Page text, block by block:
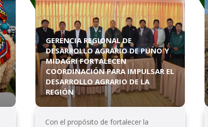
GERENCIA REGIONAL DE
DESARROLLO AGRARIO DE PUNO Y
MIDAGRI FORTALECEN
COORDINACIÓN PARA IMPULSAR EL
DESARROLLO AGRARIO DE LA
REGIÓN
Con el propósito de fortalecer la